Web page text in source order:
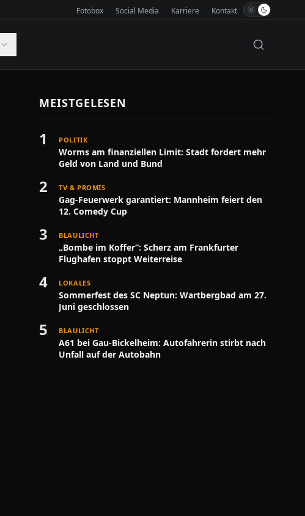
Fotobox Social Media Karriere Kontakt
MEISTGELESEN
1 POLITIK
Worms am finanziellen Limit: Stadt fordert mehr
Geld von Land und Bund
2 TV & PROMIS
Gag-Feuerwerk garantiert: Mannheim feiert den
12. Comedy Cup
3 BLAULICHT
„Bombe im Koffer“: Scherz am Frankfurter
Flughafen stoppt Weiterreise
4 LOKALES
Sommerfest des SC Neptun: Wartbergbad am 27.
Juni geschlossen
5 BLAULICHT
A61 bei Gau-Bickelheim: Autofahrerin stirbt nach
Unfall auf der Autobahn